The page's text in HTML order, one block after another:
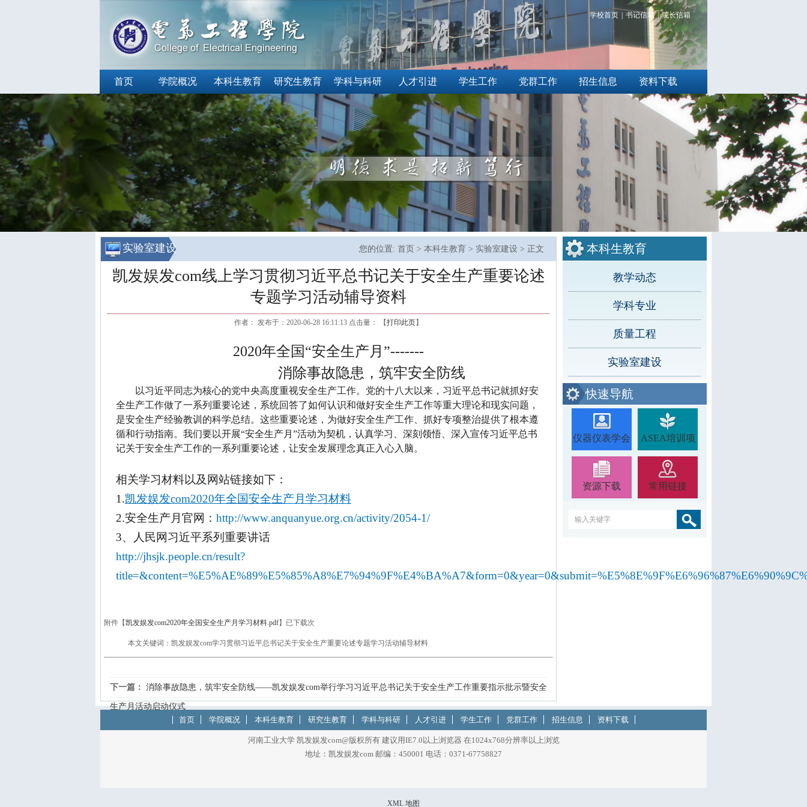
学校首页 书记信箱|院长信箱
首页 学院概况 本科生教育 研究生教育 学科与科研 人才引进 学生工作 党群工作 招生信息 资料下载
本科生教育
教学动态
学科专业
质量工程
实验室建设
快速导航
仪器仪表学会 ASEA培训项
目
资源下载 常用链接
实验室建设 您的位置: 首页 > 本科生教育 > 实验室建设 > 正文
凯发娱发com线上学习贯彻习近平总书记关于安全生产重要论述
专题学习活动辅导资料
作者： 发布于：2020-06-28 16:11:13 点击量： 【打印此页】
2020年全国“安全生产月”-------
消除事故隐患，筑牢安全防线
以习近平同志为核心的党中央高度重视安全生产工作。党的十八大以来，习近平总书记就抓好安
全生产工作做了一系列重要论述，系统回答了如何认识和做好安全生产工作等重大理论和现实问题，
是安全生产经验教训的科学总结。这些重要论述，为做好安全生产工作、抓好专项整治提供了根本遵
循和行动指南。我们要以开展“安全生产月 ”活动为契机，认真学习、深刻领悟、深入宣传习近平总书
记关于安全生产工作的一系列重要论述，让安全发展理念真正入心入脑。
相关学习材料以及网站链接如下：
1.凯发娱发com2020年全国安全生产月学习材料
2.安全生产月官网： http://www.anquanyue.org.cn/activity/2054-1/
3、人民网习近平系列重要讲话
http://jhsjk.people.cn/result?
附件【凯发娱发com2020年全国安全生产月学习材料.pdf】已下载次
本文关键词：凯发娱发com学习贯彻习近平总书记关于安全生产重要论述专题学习活动辅导材料
下一篇： 消除事故隐患，筑牢安全防线——凯发娱发com举行学习习近平总书记关于安全生产工作重要指示批示暨安全
生产月活动启动仪式
首页
学院概况 本科生教育 研究生教育 学科与科研 人才引进 学生工作 党群工作 招生信息 资料下载
河南工业大学 凯发娱发com@版权所有 建议用IE7.0以上浏览器 在1024x768分辨率以上浏览
地址：凯发娱发com 邮编：450001 电话：0371-67758827
XML 地图